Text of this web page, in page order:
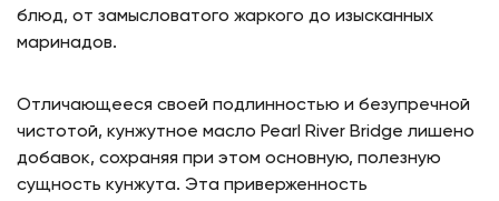
блюд, от замысловатого жаркого до изысканных
маринадов.
Отличающееся своей подлинностью и безупречной
чистотой, кунжутное масло Pearl River Bridge лишено
добавок, сохраняя при этом основную, полезную
сущность кунжута. Эта приверженность